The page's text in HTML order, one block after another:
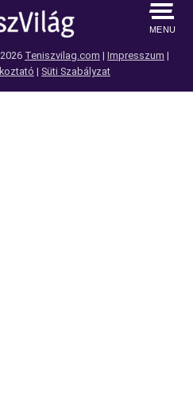
MENU
Teniszvilag.com | Impresszum |
| Süti Szabályzat